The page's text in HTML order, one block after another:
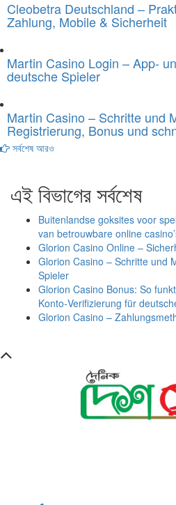
Cleobetra Deutschland –
Zahlung, Mobile & Sicherheit
Martin Casino Login – App-
deutsche Spieler
Martin Casino – Schritte und
Registrierung, Bonus und
সর্বশেষ আরও
এই বিভাগের সর্বশেষ
Buitenlandse goksites voor
van betrouwbare online
Glorion Casino Online –
Glorion Casino – Schritte und
Spieler
Glorion Casino Bonus: So
Konto‑Verifizierung für
Glorion Casino –